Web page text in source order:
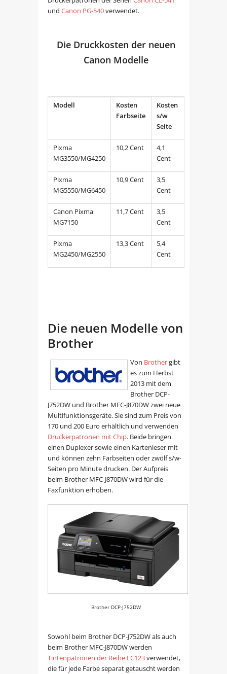
und Canon PG-540verwendet.
Die Druckkosten der neuen
Canon Modelle
Modell
Kosten
Farbseite
Kosten
s/w
Seite
Pixma
MG3550/MG4250
10,2 Cent
4,1
Cent
Pixma
MG5550/MG6450
10,9 Cent
3,5
Cent
Canon Pixma
MG7150
11,7 Cent
3,5
Cent
Pixma
MG2450/MG2550
13,3 Cent
5,4
Cent
Die neuen Modelle von
Brother
Von Brothergibt
es zum Herbst
2013 mit dem
Brother DCP-
J752DW und Brother MFC-J870DW zwei neue
Multifunktionsgeräte. Sie sind zum Preis von
170 und 200 Euro erhältlich und verwenden
Druckerpatronen mit Chip. Beide bringen
einen Duplexer sowie einen Kartenleser mit
und können zehn Farbseiten oder zwölf s/w-
Seiten pro Minute drucken. Der Aufpreis
beim Brother MFC-J870DW wird für die
Faxfunktion erhoben.
Brother DCP-J752DW
Sowohl beim Brother DCP-J752DW als auch
beim Brother MFC-J870DW werden
Tintenpatronen der Reihe LC123verwendet,
die für jede Farbe separat getauscht werden